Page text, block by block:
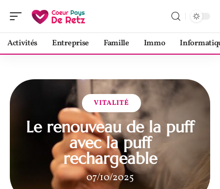
Activités Entreprise Famille Immo
VITALITÉ
Le renouveau de la puff
avec la puff
rechargeable
07/10/2025